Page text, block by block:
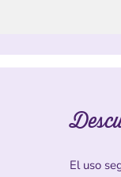
El uso